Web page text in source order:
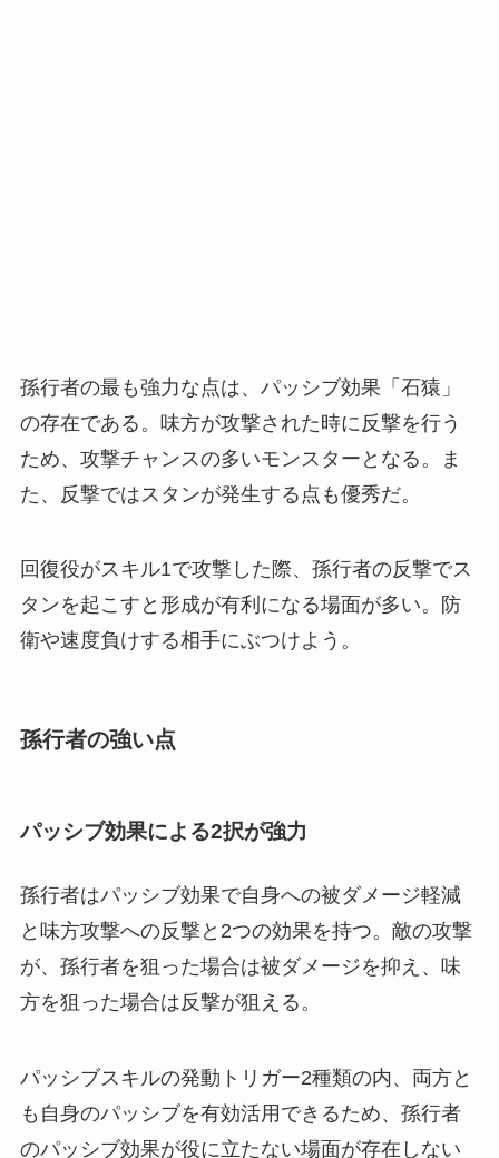
孫行者の最も強力な点は、パッシブ効果「石猿」
の存在である。味方が攻撃された時に反撃を行う
ため、攻撃チャンスの多いモンスターとなる。ま
た、反撃ではスタンが発生する点も優秀だ。
回復役がスキル1で攻撃した際、孫行者の反撃でス
タンを起こすと形成が有利になる場面が多い。防
衛や速度負けする相手にぶつけよう。
孫行者の強い点
パッシブ効果による2択が強力
孫行者はパッシブ効果で自身への被ダメージ軽減
と味方攻撃への反撃と2つの効果を持つ。敵の攻撃
が、孫行者を狙った場合は被ダメージを抑え、味
方を狙った場合は反撃が狙える。
パッシブスキルの発動トリガー2種類の内、両方と
も自身のパッシブを有効活用できるため、孫行者
のパッシブ効果が役に立たない場面が存在しない